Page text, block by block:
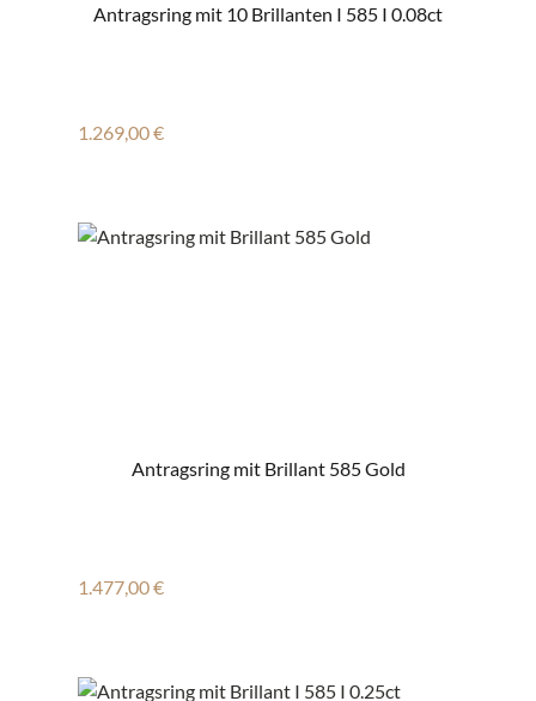
Antragsring mit 10 Brillanten I 585 I 0.08ct
Regulärer Preis:
1.269,00 €
Antragsring mit Brillant 585 Gold
Regulärer Preis:
1.477,00 €